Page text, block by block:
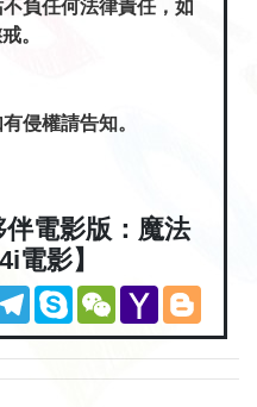
負任何法律責任，如
。
侵權請告知。
電影版：魔法
電影】
TelegramSkypeWeChatYahoo
Mail